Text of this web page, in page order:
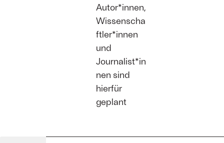
Autor*innen,
Wissenscha
ftler*innen
und
Journalist*in
nen sind
hierfür
geplant